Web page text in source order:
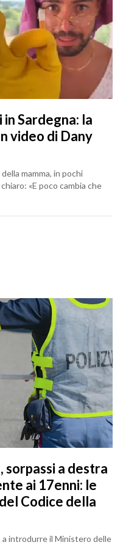
Sardegna: la
video di Dany
mamma, in pochi
«E poco cambia che
a destra
ai 17enni: le
Codice della
a introdurre il Ministero delle